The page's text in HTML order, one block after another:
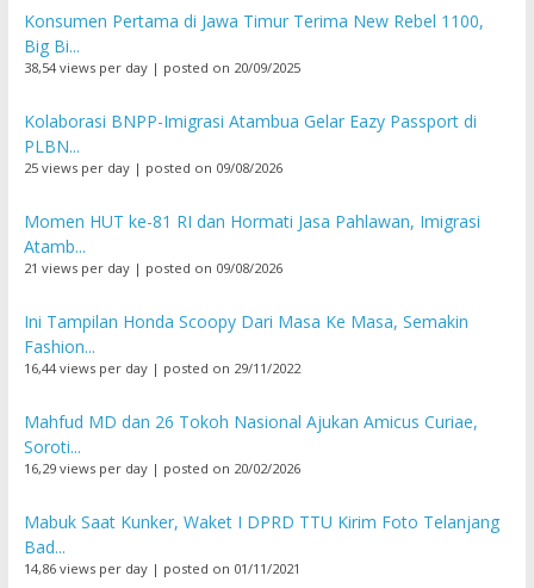
Konsumen Pertama di Jawa Timur Terima New Rebel 1100,
Big Bi...
38,54 views per day| posted on 20/09/2025
Kolaborasi BNPP-Imigrasi Atambua Gelar Eazy Passport di
PLBN...
25 views per day| posted on 09/08/2026
Momen HUT ke-81 RI dan Hormati Jasa Pahlawan, Imigrasi
Atamb...
21 views per day| posted on 09/08/2026
Ini Tampilan Honda Scoopy Dari Masa Ke Masa, Semakin
Fashion...
16,44 views per day| posted on 29/11/2022
Mahfud MD dan 26 Tokoh Nasional Ajukan Amicus Curiae,
Soroti...
16,29 views per day| posted on 20/02/2026
Mabuk Saat Kunker, Waket I DPRD TTU Kirim Foto Telanjang
Bad...
14,86 views per day| posted on 01/11/2021